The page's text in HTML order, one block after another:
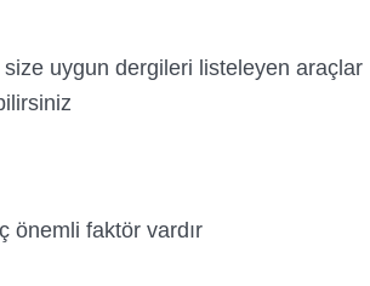
uygun dergileri listeleyen araçlar
önemli faktör vardır: